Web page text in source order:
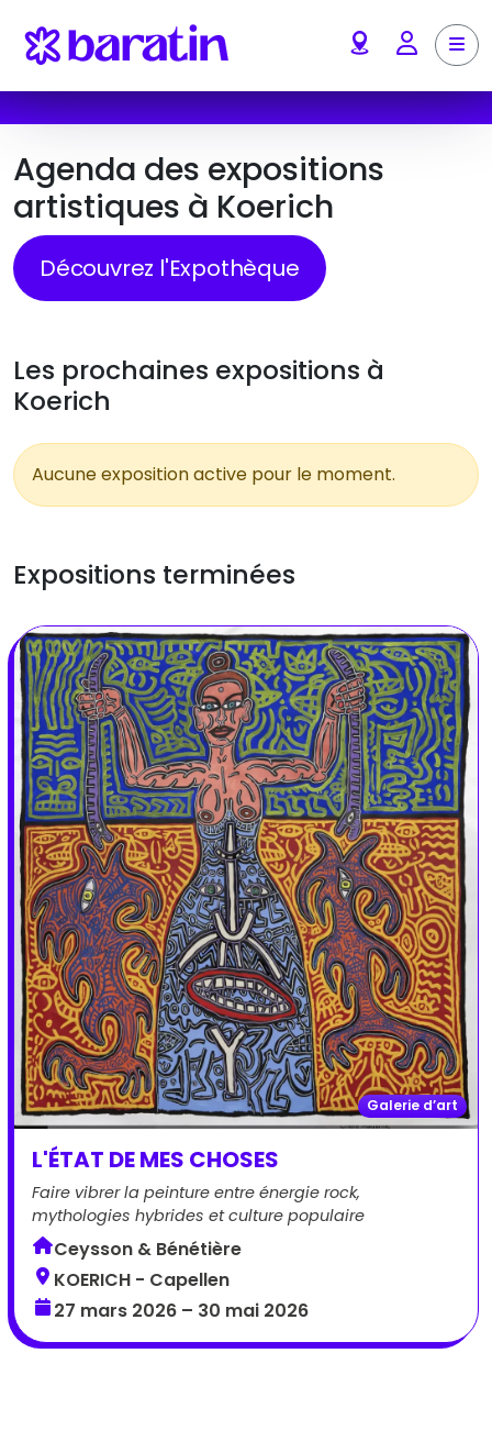
Account
Agenda des expositions
artistiques à Koerich
Découvrez l'Expothèque
Les prochaines expositions à
Koerich
Aucune exposition active pour le moment.
Expositions terminées
Galerie d’art
L'ÉTAT DE MES CHOSES
Faire vibrer la peinture entre énergie rock,
mythologies hybrides et culture populaire
Ceysson & Bénétière
KOERICH - Capellen
27 mars 2026 – 30 mai 2026